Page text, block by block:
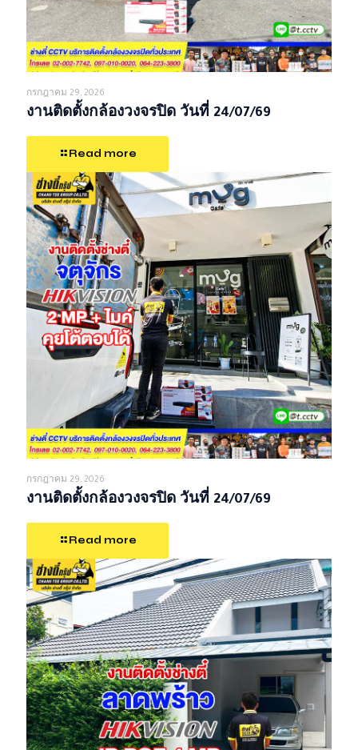
กรกฎาคม 29, 2026
งานติดตั้งกล้องวงจรปิด วันที่ 24/07/69
Read more
กรกฎาคม 29, 2026
งานติดตั้งกล้องวงจรปิด วันที่ 24/07/69
Read more